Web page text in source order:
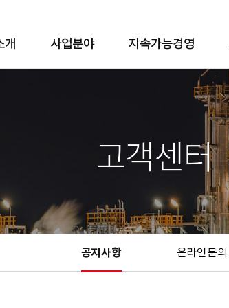
개 사업분야 지속가능경영
고객센터
공지사항 온라인문의